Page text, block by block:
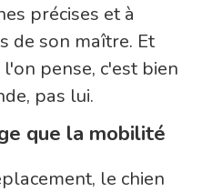
précises et à
de son maître. Et
pense, c'est bien
pas lui.
que la mobilité
le chien